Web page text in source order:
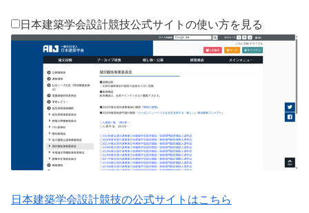
日本建築学会設計競技公式サイトの使い方を見る
日本建築学会設計競技の公式サイトはこちら